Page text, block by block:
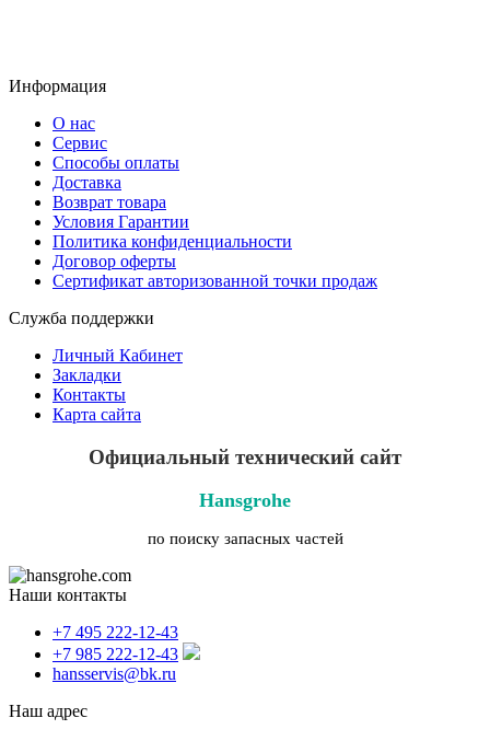
Информация
О нас
Сервис
Способы оплаты
Доставка
Возврат товара
Условия Гарантии
Политика конфиденциальности
Договор оферты
Сертификат авторизованной точки продаж
Служба поддержки
Личный Кабинет
Закладки
Контакты
Карта сайта
Официальный технический сайт
Hansgrohe
по поиску запасных частей
Наши контакты
+7 495 222-12-43
+7 985 222-12-43
hansservis@bk.ru
Наш адрес